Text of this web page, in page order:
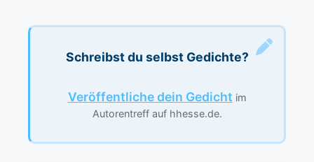
Schreibst du selbst Gedichte?
Veröffentliche dein Gedicht im
Autorentreff auf hhesse.de.